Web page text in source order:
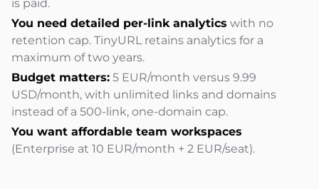
is paid.
You need detailed per-link analytics with no
retention cap. TinyURL retains analytics for a
maximum of two years.
Budget matters: 5 EUR/month versus 9.99
USD/month, with unlimited links and domains
instead of a 500-link, one-domain cap.
You want affordable team workspaces
(Enterprise at 10 EUR/month + 2 EUR/seat).